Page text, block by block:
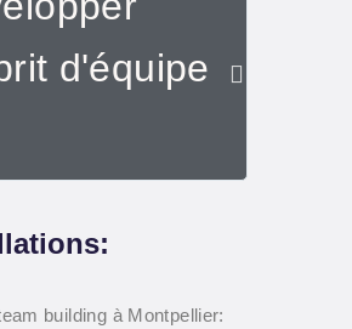
d'équipe
building à Montpellier: